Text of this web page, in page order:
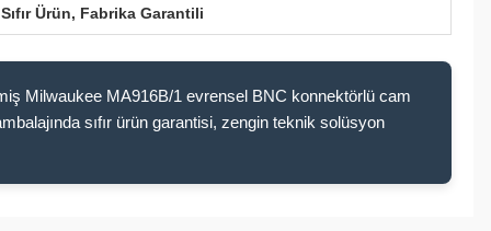
Ürün, Fabrika Garantili
Milwaukee MA916B/1 evrensel BNC konnektörlü cam
sıfır ürün garantisi, zengin teknik solüsyon